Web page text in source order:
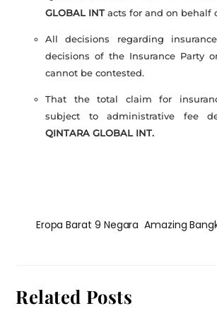
GLOBAL INT acts for and on behalf
All decisions regarding
decisions of the Insurance Party
cannot be contested.
That the total claim for
subject to administrative fee
QINTARA GLOBAL INT.
Eropa Barat 9 Negara Amazing
Related Posts